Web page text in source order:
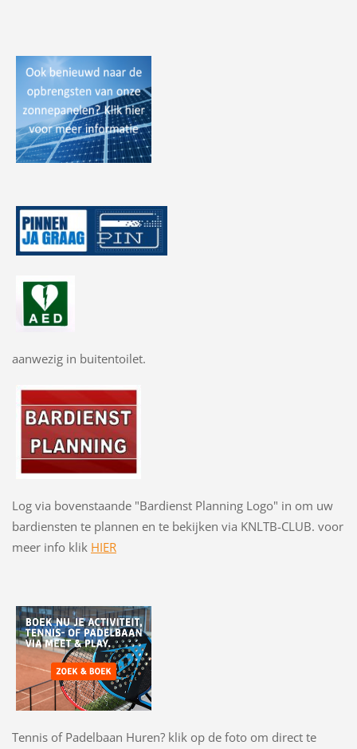
aanwezig in buitentoilet.
Log via bovenstaande "Bardienst Planning Logo" in om uw
bardiensten te plannen en te bekijken via KNLTB-CLUB. voor
meer info klik HIER
Tennis of Padelbaan Huren? klik op de foto om direct te